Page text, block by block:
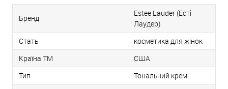
Бренд
Estee Lauder (Есті
Лаудер)
Стать
косметика для жінок
Країна ТМ
США
Тип
Тональний крем